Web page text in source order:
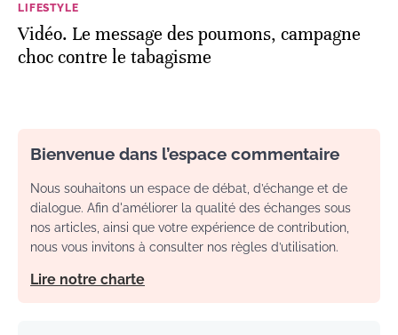
LIFESTYLE
Vidéo. Le message des poumons, campagne
choc contre le tabagisme
Bienvenue dans l’espace commentaire
Nous souhaitons un espace de débat, d’échange et de
dialogue. Afin d'améliorer la qualité des échanges sous
nos articles, ainsi que votre expérience de contribution,
nous vous invitons à consulter nos règles d’utilisation.
Lire notre charte